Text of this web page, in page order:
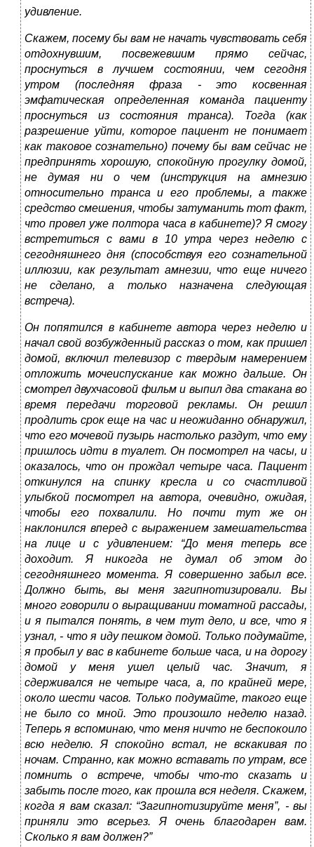
удивление.
Скажем, посему бы вам не начать чувствовать себя
отдохнувшим, посвежевшим прямо сейчас,
проснуться в лучшем состоянии, чем сегодня
утром (последняя фраза - это косвенная
эмфатическая определенная команда пациенту
проснуться из состояния транса). Тогда (как
разрешение уйти, которое пациент не понимает
как таковое сознательно) почему бы вам сейчас не
предпринять хорошую, спокойную прогулку домой,
не думая ни о чем (инструкция на амнезию
относительно транса и его проблемы, а также
средство смешения, чтобы затуманить тот факт,
что провел уже полтора часа в кабинете)? Я смогу
встретиться с вами в 10 утра через неделю с
сегодняшнего дня (способствуя его сознательной
иллюзии, как результат амнезии, что еще ничего
не сделано, а только назначена следующая
встреча).
Он попятился в кабинете автора через неделю и
начал свой возбужденный рассказ о том, как пришел
домой, включил телевизор с твердым намерением
отложить мочеиспускание как можно дальше. Он
смотрел двухчасовой фильм и выпил два стакана во
время передачи торговой рекламы. Он решил
продлить срок еще на час и неожиданно обнаружил,
что его мочевой пузырь настолько раздут, что ему
пришлось идти в туалет. Он посмотрел на часы, и
оказалось, что он прождал четыре часа. Пациент
откинулся на спинку кресла и со счастливой
улыбкой посмотрел на автора, очевидно, ожидая,
чтобы его похвалили. Но почти тут же он
наклонился вперед с выражением замешательства
на лице и с удивлением: “До меня теперь все
доходит. Я никогда не думал об этом до
сегодняшнего момента. Я совершенно забыл все.
Должно быть, вы меня загипнотизировали. Вы
много говорили о выращивании томатной рассады,
и я пытался понять, в чем тут дело, и все, что я
узнал, - что я иду пешком домой. Только подумайте,
я пробыл у вас в кабинете больше часа, и на дорогу
домой у меня ушел целый час. Значит, я
сдерживался не четыре часа, а, по крайней мере,
около шести часов. Только подумайте, такого еще
не было со мной. Это произошло неделю назад.
Теперь я вспоминаю, что меня ничто не беспокоило
всю неделю. Я спокойно встал, не вскакивая по
ночам. Странно, как можно вставать по утрам, все
помнить о встрече, чтобы что-то сказать и
забыть после того, как прошла вся неделя. Скажем,
когда я вам сказал: “Загипнотизируйте меня”, - вы
приняли это всерьез. Я очень благодарен вам.
Сколько я вам должен?”